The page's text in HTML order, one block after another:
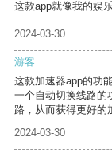
这款app就像我的娱
2024-03-30
游客
这款加速器app的功
一个自动切换线路的
路，从而获得更好的
2024-03-30